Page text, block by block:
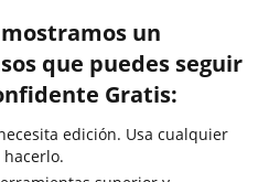
un
que puedes seguir
Gratis:
edición. Usa cualquier